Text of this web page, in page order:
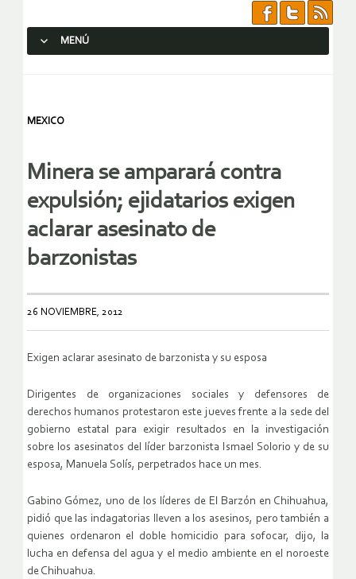
MENÚ
MEXICO
Minera se amparará contra
expulsión; ejidatarios exigen
aclarar asesinato de
barzonistas
26 NOVIEMBRE, 2012
Exigen aclarar asesinato de barzonista y su esposa
Dirigentes de organizaciones sociales y defensores de
derechos humanos protestaron este jueves frente a la sede del
gobierno estatal para exigir resultados en la investigación
sobre los asesinatos del líder barzonista Ismael Solorio y de su
esposa, Manuela Solís, perpetrados hace un mes.
Gabino Gómez, uno de los líderes de El Barzón en Chihuahua,
pidió que las indagatorias lleven a los asesinos, pero también a
quienes ordenaron el doble homicidio para sofocar, dijo, la
lucha en defensa del agua y el medio ambiente en el noroeste
de Chihuahua.